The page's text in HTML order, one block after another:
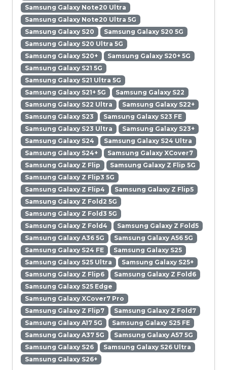
Samsung Galaxy Note20 Ultra
Samsung Galaxy Note20 Ultra 5G
Samsung Galaxy S20
Samsung Galaxy S20 5G
Samsung Galaxy S20 Ultra 5G
Samsung Galaxy S20+
Samsung Galaxy S20+ 5G
Samsung Galaxy S21 5G
Samsung Galaxy S21 Ultra 5G
Samsung Galaxy S21+ 5G
Samsung Galaxy S22
Samsung Galaxy S22 Ultra
Samsung Galaxy S22+
Samsung Galaxy S23
Samsung Galaxy S23 FE
Samsung Galaxy S23 Ultra
Samsung Galaxy S23+
Samsung Galaxy S24
Samsung Galaxy S24 Ultra
Samsung Galaxy S24+
Samsung Galaxy XCover7
Samsung Galaxy Z Flip
Samsung Galaxy Z Flip 5G
Samsung Galaxy Z Flip3 5G
Samsung Galaxy Z Flip4
Samsung Galaxy Z Flip5
Samsung Galaxy Z Fold2 5G
Samsung Galaxy Z Fold3 5G
Samsung Galaxy Z Fold4
Samsung Galaxy Z Fold5
Samsung Galaxy A36 5G
Samsung Galaxy A56 5G
Samsung Galaxy S24 FE
Samsung Galaxy S25
Samsung Galaxy S25 Ultra
Samsung Galaxy S25+
Samsung Galaxy Z Flip6
Samsung Galaxy Z Fold6
Samsung Galaxy S25 Edge
Samsung Galaxy XCover7 Pro
Samsung Galaxy Z Flip7
Samsung Galaxy Z Fold7
Samsung Galaxy A17 5G
Samsung Galaxy S25 FE
Samsung Galaxy A37 5G
Samsung Galaxy A57 5G
Samsung Galaxy S26
Samsung Galaxy S26 Ultra
Samsung Galaxy S26+